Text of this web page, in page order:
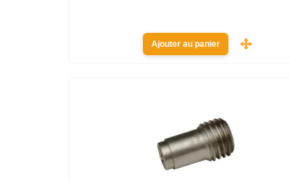
Ajouter au panier